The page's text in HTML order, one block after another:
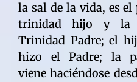
la sal de la vida, es
trinidad hijo y la
Trinidad Padre; el
hizo el Padre; la
viene haciéndose